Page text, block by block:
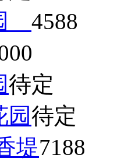
4588
待定
园待定
堤7188